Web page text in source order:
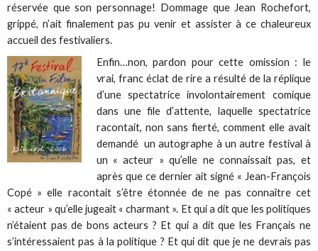
réservée que son personnage! Dommage que Jean Rochefort,
grippé, n’ait finalement pas pu venir et assister à ce chaleureux
accueil des festivaliers.
Enfin…non, pardon pour cette omission : le
vrai, franc éclat de rire a résulté de la réplique
d’une spectatrice involontairement comique
dans une file d’attente, laquelle spectatrice
racontait, non sans fierté, comment elle avait
demandé un autographe à un autre festival à
un « acteur » qu’elle ne connaissait pas, et
après que ce dernier ait signé « Jean-François
Copé » elle racontait s’être étonnée de ne pas connaître cet
« acteur » qu’elle jugeait « charmant ». Et qui a dit que les politiques
n’étaient pas de bons acteurs ? Et qui a dit que les Français ne
s’intéressaient pas à la politique ? Et qui dit que je ne devrais pas